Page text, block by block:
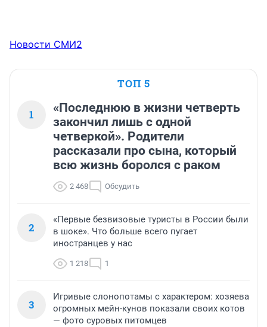
Новости СМИ2
ТОП 5
1
«Последнюю в жизни четверть
закончил лишь с одной
четверкой». Родители
рассказали про сына, который
всю жизнь боролся с раком
2 468 Обсудить
2
«Первые безвизовые туристы в России были
в шоке». Что больше всего пугает
иностранцев у нас
1 218 1
3
Игривые слонопотамы с характером: хозяева
огромных мейн-кунов показали своих котов
— фото суровых питомцев